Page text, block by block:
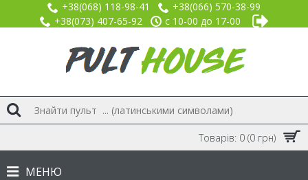
+38(068) 118-98-41
+38(066) 570-38-99
+38(073) 407-65-92
с 10-00 до 17-00
Товарів: 0 (0 грн)
МЕНЮ